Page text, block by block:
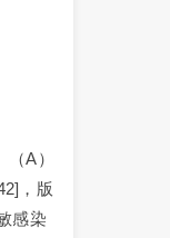
A）
，版
感染